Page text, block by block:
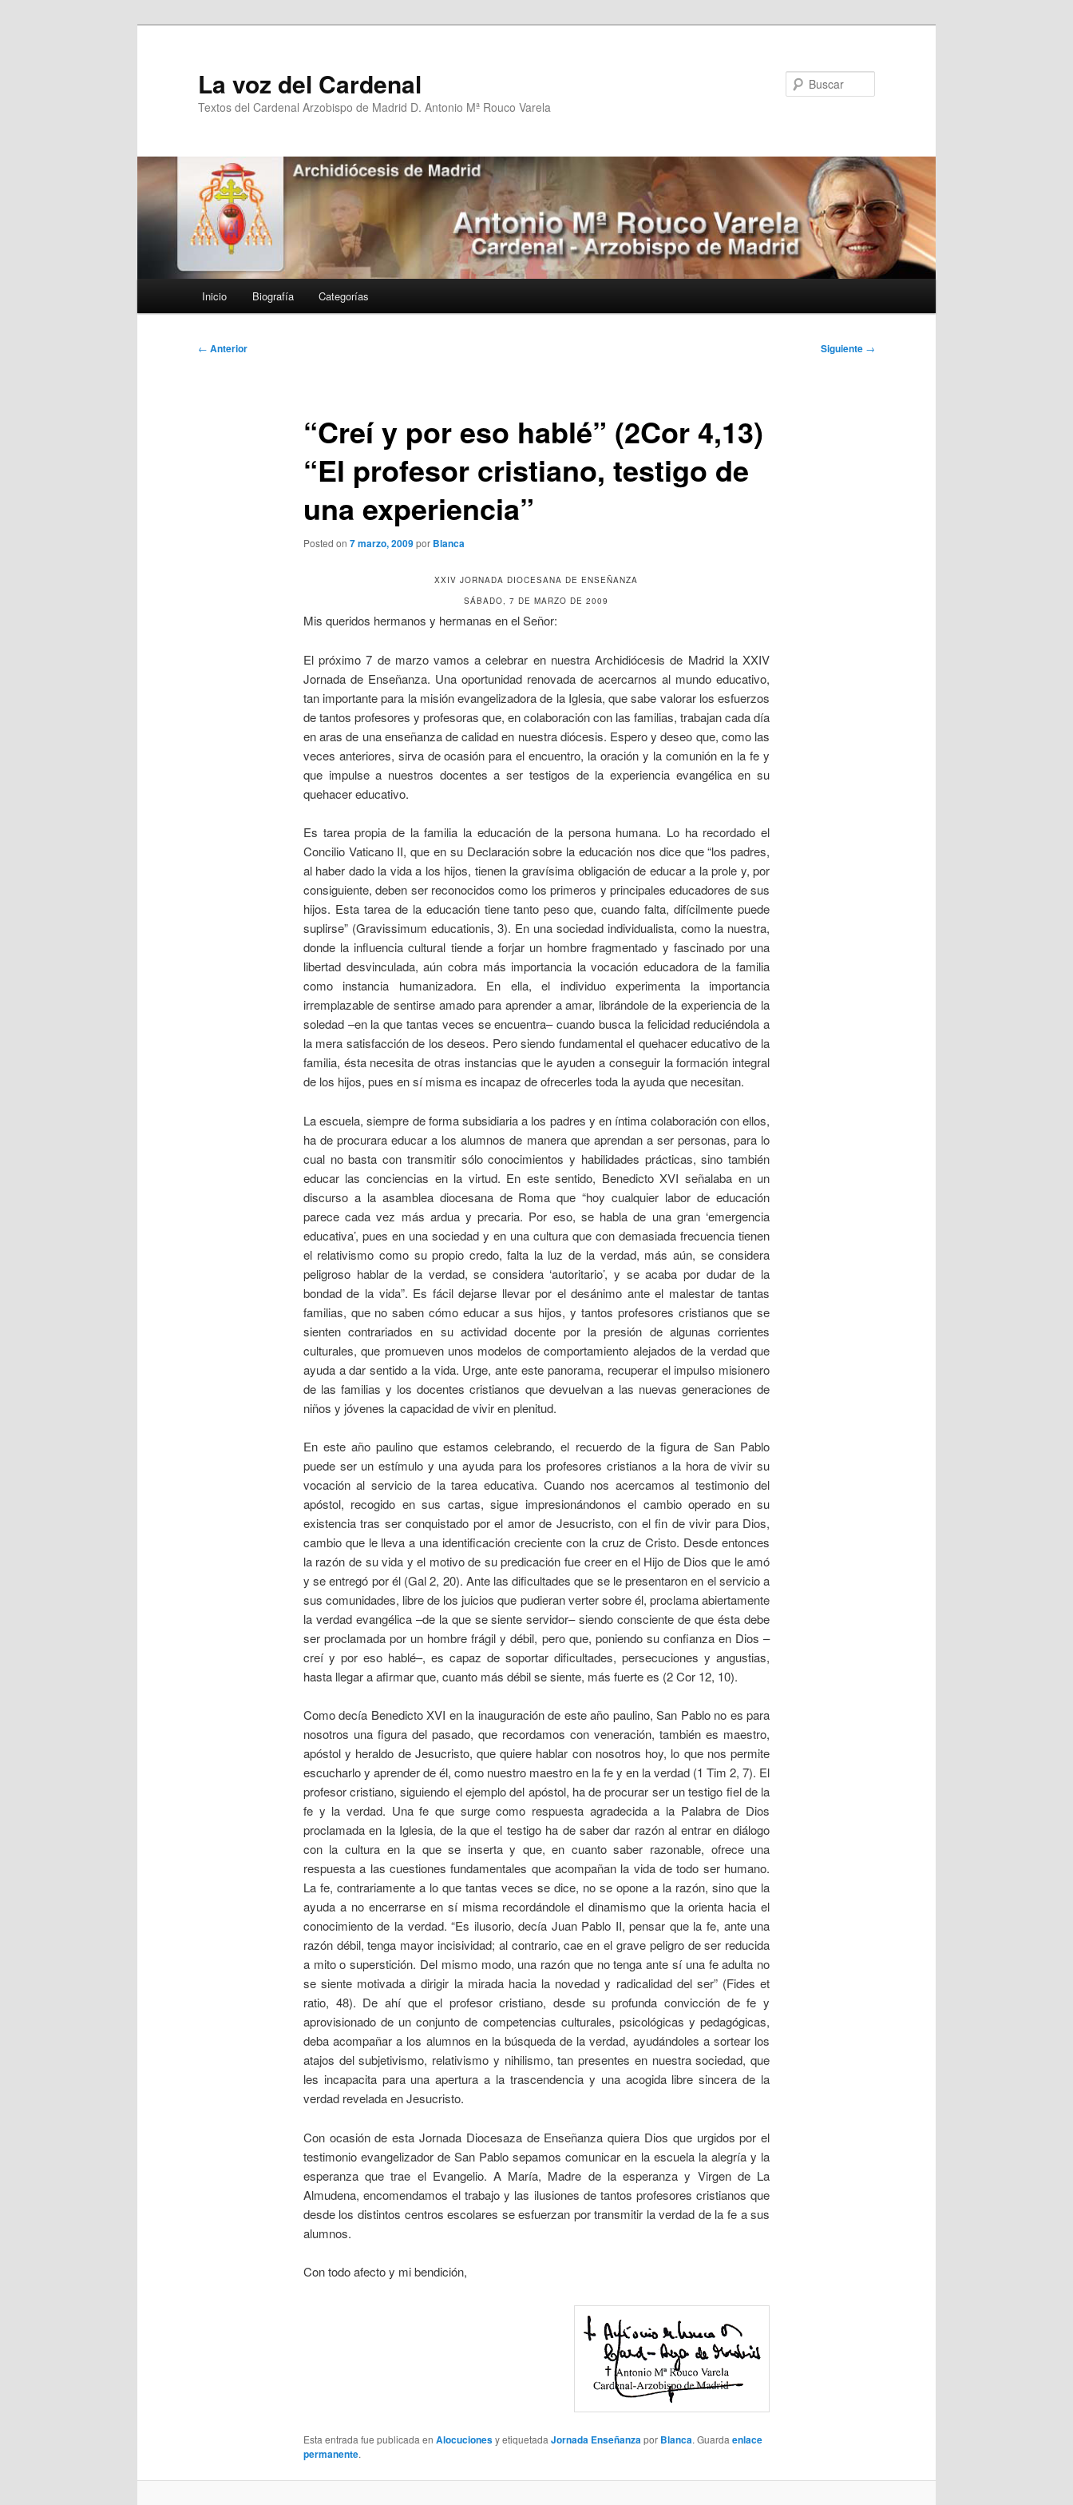
La voz del Cardenal
Textos del Cardenal Arzobispo de Madrid D. Antonio Mª Rouco Varela
Inicio Biografía Categorías
Navegación
← Anterior Siguiente →
“Creí y por eso hablé” (2Cor 4,13)
“El profesor cristiano, testigo de
una experiencia”
Posted on 7 marzo, 2009por Blanca
XXIV JORNADA DIOCESANA DE ENSEÑANZA
SÁBADO, 7 DE MARZO DE 2009
Mis queridos hermanos y hermanas en el Señor:
El próximo 7 de marzo vamos a celebrar en nuestra Archidiócesis de Madrid la XXIV
Jornada de Enseñanza. Una oportunidad renovada de acercarnos al mundo educativo,
tan importante para la misión evangelizadora de la Iglesia, que sabe valorar los esfuerzos
de tantos profesores y profesoras que, en colaboración con las familias, trabajan cada día
en aras de una enseñanza de calidad en nuestra diócesis. Espero y deseo que, como las
veces anteriores, sirva de ocasión para el encuentro, la oración y la comunión en la fe y
que impulse a nuestros docentes a ser testigos de la experiencia evangélica en su
quehacer educativo.
Es tarea propia de la familia la educación de la persona humana. Lo ha recordado el
Concilio Vaticano II, que en su Declaración sobre la educación nos dice que “los padres,
al haber dado la vida a los hijos, tienen la gravísima obligación de educar a la prole y, por
consiguiente, deben ser reconocidos como los primeros y principales educadores de sus
hijos. Esta tarea de la educación tiene tanto peso que, cuando falta, difícilmente puede
suplirse” (Gravissimum educationis, 3). En una sociedad individualista, como la nuestra,
donde la influencia cultural tiende a forjar un hombre fragmentado y fascinado por una
libertad desvinculada, aún cobra más importancia la vocación educadora de la familia
como instancia humanizadora. En ella, el individuo experimenta la importancia
irremplazable de sentirse amado para aprender a amar, librándole de la experiencia de la
soledad –en la que tantas veces se encuentra– cuando busca la felicidad reduciéndola a
la mera satisfacción de los deseos. Pero siendo fundamental el quehacer educativo de la
familia, ésta necesita de otras instancias que le ayuden a conseguir la formación integral
de los hijos, pues en sí misma es incapaz de ofrecerles toda la ayuda que necesitan.
La escuela, siempre de forma subsidiaria a los padres y en íntima colaboración con ellos,
ha de procurara educar a los alumnos de manera que aprendan a ser personas, para lo
cual no basta con transmitir sólo conocimientos y habilidades prácticas, sino también
educar las conciencias en la virtud. En este sentido, Benedicto XVI señalaba en un
discurso a la asamblea diocesana de Roma que “hoy cualquier labor de educación
parece cada vez más ardua y precaria. Por eso, se habla de una gran ‘emergencia
educativa’, pues en una sociedad y en una cultura que con demasiada frecuencia tienen
el relativismo como su propio credo, falta la luz de la verdad, más aún, se considera
peligroso hablar de la verdad, se considera ‘autoritario’, y se acaba por dudar de la
bondad de la vida”. Es fácil dejarse llevar por el desánimo ante el malestar de tantas
familias, que no saben cómo educar a sus hijos, y tantos profesores cristianos que se
sienten contrariados en su actividad docente por la presión de algunas corrientes
culturales, que promueven unos modelos de comportamiento alejados de la verdad que
ayuda a dar sentido a la vida. Urge, ante este panorama, recuperar el impulso misionero
de las familias y los docentes cristianos que devuelvan a las nuevas generaciones de
niños y jóvenes la capacidad de vivir en plenitud.
En este año paulino que estamos celebrando, el recuerdo de la figura de San Pablo
puede ser un estímulo y una ayuda para los profesores cristianos a la hora de vivir su
vocación al servicio de la tarea educativa. Cuando nos acercamos al testimonio del
apóstol, recogido en sus cartas, sigue impresionándonos el cambio operado en su
existencia tras ser conquistado por el amor de Jesucristo, con el fin de vivir para Dios,
cambio que le lleva a una identificación creciente con la cruz de Cristo. Desde entonces
la razón de su vida y el motivo de su predicación fue creer en el Hijo de Dios que le amó
y se entregó por él (Gal 2, 20). Ante las dificultades que se le presentaron en el servicio a
sus comunidades, libre de los juicios que pudieran verter sobre él, proclama abiertamente
la verdad evangélica –de la que se siente servidor– siendo consciente de que ésta debe
ser proclamada por un hombre frágil y débil, pero que, poniendo su confianza en Dios –
creí y por eso hablé–, es capaz de soportar dificultades, persecuciones y angustias,
hasta llegar a afirmar que, cuanto más débil se siente, más fuerte es (2 Cor 12, 10).
Como decía Benedicto XVI en la inauguración de este año paulino, San Pablo no es para
nosotros una figura del pasado, que recordamos con veneración, también es maestro,
apóstol y heraldo de Jesucristo, que quiere hablar con nosotros hoy, lo que nos permite
escucharlo y aprender de él, como nuestro maestro en la fe y en la verdad (1 Tim 2, 7). El
profesor cristiano, siguiendo el ejemplo del apóstol, ha de procurar ser un testigo fiel de la
fe y la verdad. Una fe que surge como respuesta agradecida a la Palabra de Dios
proclamada en la Iglesia, de la que el testigo ha de saber dar razón al entrar en diálogo
con la cultura en la que se inserta y que, en cuanto saber razonable, ofrece una
respuesta a las cuestiones fundamentales que acompañan la vida de todo ser humano.
La fe, contrariamente a lo que tantas veces se dice, no se opone a la razón, sino que la
ayuda a no encerrarse en sí misma recordándole el dinamismo que la orienta hacia el
conocimiento de la verdad. “Es ilusorio, decía Juan Pablo II, pensar que la fe, ante una
razón débil, tenga mayor incisividad; al contrario, cae en el grave peligro de ser reducida
a mito o superstición. Del mismo modo, una razón que no tenga ante sí una fe adulta no
se siente motivada a dirigir la mirada hacia la novedad y radicalidad del ser” (Fides et
ratio, 48). De ahí que el profesor cristiano, desde su profunda convicción de fe y
aprovisionado de un conjunto de competencias culturales, psicológicas y pedagógicas,
deba acompañar a los alumnos en la búsqueda de la verdad, ayudándoles a sortear los
atajos del subjetivismo, relativismo y nihilismo, tan presentes en nuestra sociedad, que
les incapacita para una apertura a la trascendencia y una acogida libre sincera de la
verdad revelada en Jesucristo.
Con ocasión de esta Jornada Diocesaza de Enseñanza quiera Dios que urgidos por el
testimonio evangelizador de San Pablo sepamos comunicar en la escuela la alegría y la
esperanza que trae el Evangelio. A María, Madre de la esperanza y Virgen de La
Almudena, encomendamos el trabajo y las ilusiones de tantos profesores cristianos que
desde los distintos centros escolares se esfuerzan por transmitir la verdad de la fe a sus
alumnos.
Con todo afecto y mi bendición,
Esta entrada fue publicada en Alocucionesy etiquetada Jornada Enseñanzapor Blanca. Guarda enlace
permanente.